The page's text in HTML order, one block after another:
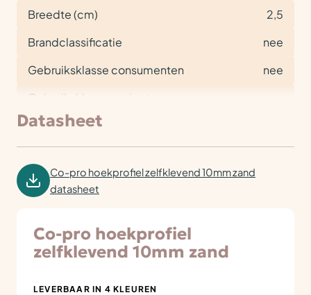
Breedte (cm)
2,5
Brandclassificatie
nee
Gebruiksklasse consumenten
nee
Gebruiksklasse project
Datasheet
Co-pro hoekprofiel zelfklevend 10mm zand
datasheet
Co-pro hoekprofiel
zelfklevend 10mm zand
LEVERBAAR IN 4 KLEUREN